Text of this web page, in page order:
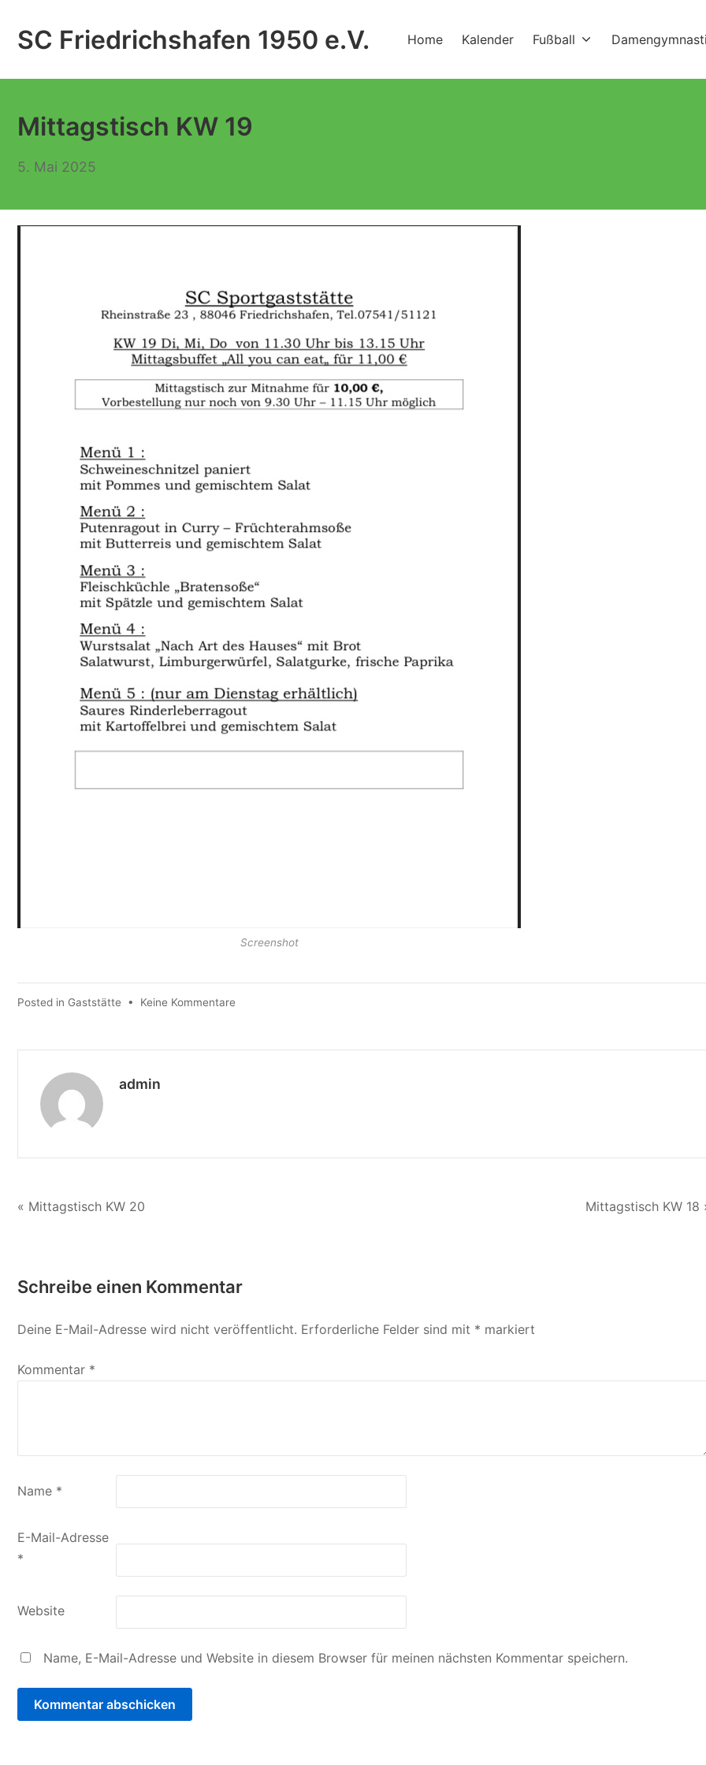
Inhalt
springen
SC Friedrichshafen 1950 e.V. Home Kalender Fußball
Mittagstisch KW 19
5. Mai 2025
Screenshot
Posted in Gaststätte • Keine Kommentare
admin
Beitragsnavigation Mittagstisch KW 18
« Mittagstisch KW 20
Schreibe einen Kommentar
Deine E-Mail-Adresse wird nicht veröffentlicht. Erforderliche Felder sind mit * markiert
Kommentar *
Name *
E-Mail-Adresse
*
Website
Name, E-Mail-Adresse und Website in diesem Browser für meinen nächsten Kommentar speichern.